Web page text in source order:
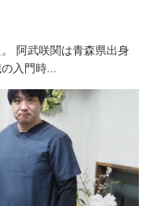
阿武咲関は青森県出身
入門時...